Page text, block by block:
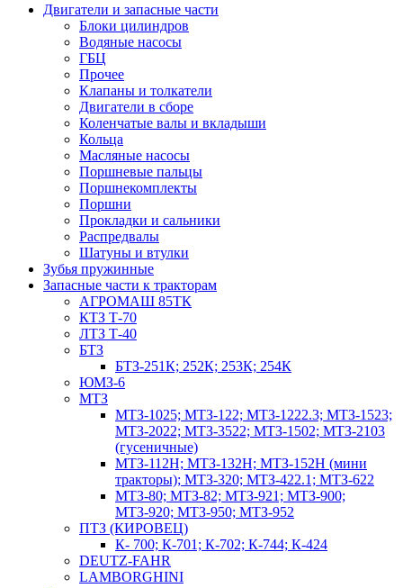
Двигатели и запасные части
Блоки цилиндров
Водяные насосы
ГБЦ
Прочее
Клапаны и толкатели
Двигатели в сборе
Коленчатые валы и вкладыши
Кольца
Масляные насосы
Поршневые пальцы
Поршнекомплекты
Поршни
Прокладки и сальники
Распредвалы
Шатуны и втулки
Зубья пружинные
Запасные части к тракторам
АГРОМАШ 85ТК
КТЗ Т-70
ЛТЗ Т-40
БТЗ
БТЗ-251К; 252К; 253К; 254К
ЮМЗ-6
МТЗ
МТЗ-1025; МТЗ-122; МТЗ-1222.3; МТЗ-1523;
МТЗ-2022; МТЗ-3522; МТЗ-1502; МТЗ-2103
(гусеничные)
МТЗ-112Н; МТЗ-132Н; МТЗ-152Н (мини
тракторы); МТЗ-320; МТЗ-422.1; МТЗ-622
МТЗ-80; МТЗ-82; МТЗ-921; МТЗ-900;
МТЗ-920; МТЗ-950; МТЗ-952
ПТЗ (КИРОВЕЦ)
К- 700; К-701; К-702; К-744; К-424
DEUTZ-FAHR
LAMBORGHINI